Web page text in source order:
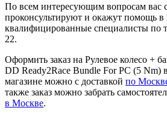
По всем интересующим вопросам вас
проконсультируют и окажут помощь
квалифицированные специалисты по
22.
Оформить заказ на Рулевое колесо +
DD Ready2Race Bundle For PC (5 Nm)
магазине можно с доставкой по
также заказ можно забрать
в Москве.